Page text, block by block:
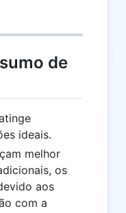
de
ideais.
melhor
os
aos
com a